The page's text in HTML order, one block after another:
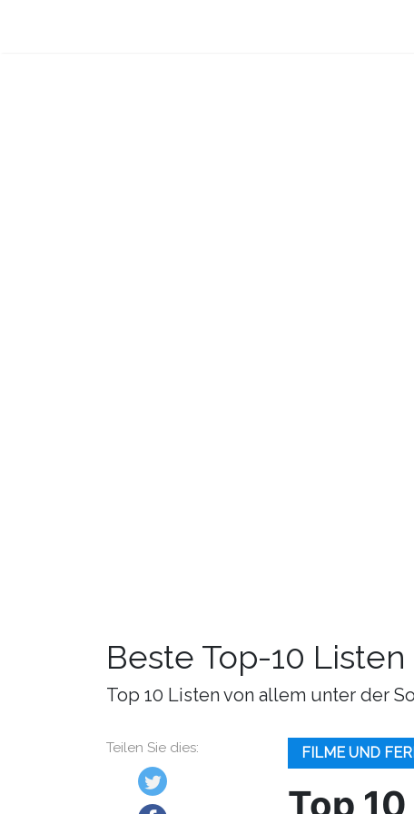
Beste Top-10
Top 10 Listen von allem unter der
Teilen Sie dies: FILME UND
Top